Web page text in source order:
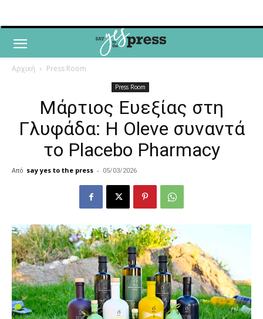
Αρχική Press Room
Press Room
Μάρτιος Ευεξίας στη
Γλυφάδα: Η Oleve συναντά
το Placebo Pharmacy
Από say yes to the press - 05/03/2026